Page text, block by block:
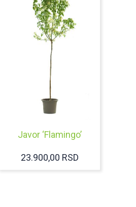
Javor ‘Flamingo’
23.900,00 RSD